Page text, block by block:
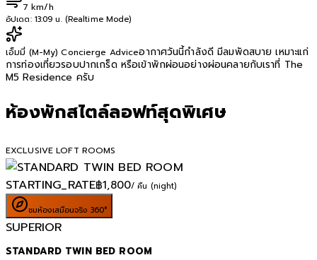
7 km/h
อัปเดต: 13:09 น. (Realtime Mode)
เอ็มมี่ (M-My) Concierge Adviceอากาศวันนี้กำลังดี มีลมพัดสบาย เหมาะแก่
การท่องเที่ยวรอบปากเกร็ด หรือเข้าพักผ่อนอย่างผ่อนคลายกับเราที่ The
M5 Residence ครับ
ห้องพักสไตล์ลอฟท์สุดพิเศษ
EXCLUSIVE LOFT ROOMS
STARTING_RATE฿1,800/ คืน (night)
ชมห้องเสมือนจริง 360°
SUPERIOR
STANDARD TWIN BED ROOM